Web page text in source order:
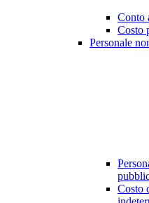
Conto
Costo
Personale
Costo